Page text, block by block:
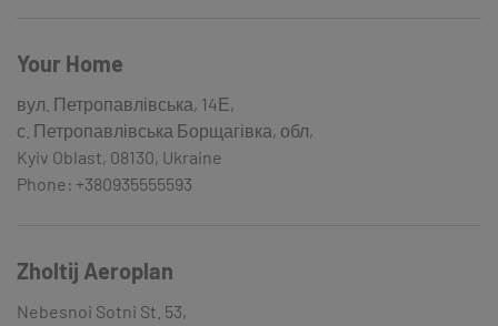
Your Home
вул. Петропавлівська, 14Е,
с. Петропавлівська Борщагівка, обл,
Kyiv Oblast, 08130, Ukraine
Phone: +380935555593
Zholtij Aeroplan
Nebesnoi Sotni St. 53,